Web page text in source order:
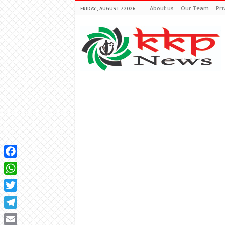
FRIDAY , AUGUST 7 2026 About us Our Team
Facebook
WhatsApp
Twitter
Telegram